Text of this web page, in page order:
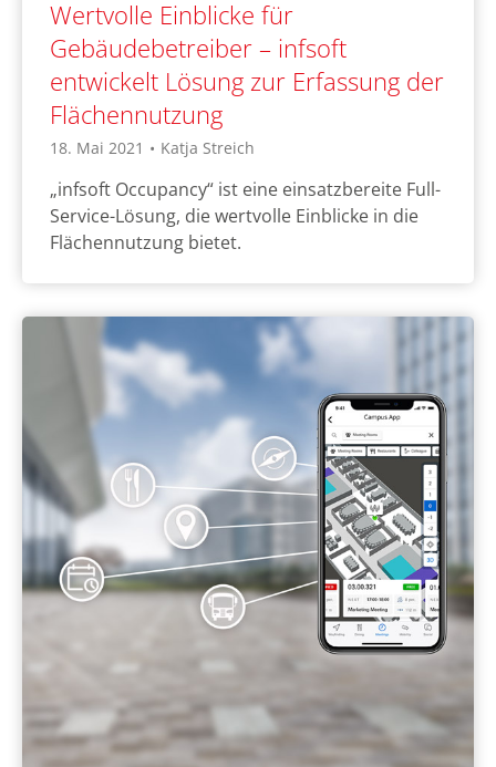
Wertvolle Einblicke für
Gebäudebetreiber – infsoft
entwickelt Lösung zur Erfassung der
Flächennutzung
18. Mai 2021 • Katja Streich
„infsoft Occupancy“ ist eine einsatzbereite Full-
Service-Lösung, die wertvolle Einblicke in die
Flächennutzung bietet.